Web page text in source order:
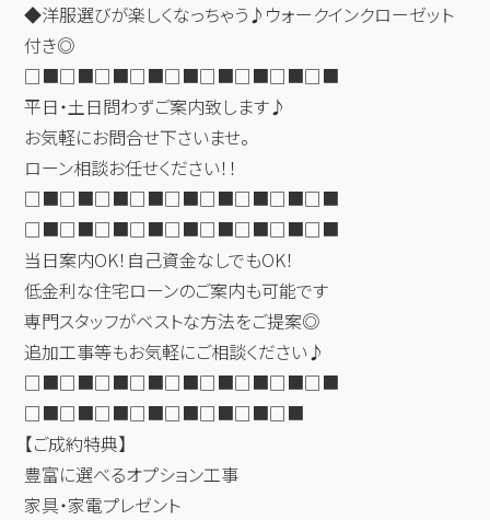
◆洋服選びが楽しくなっちゃう♪ウォークインクローゼット
付き◎
□■□■□■□■□■□■□■□■□■
平日・土日問わずご案内致します♪
お気軽にお問合せ下さいませ。
ローン相談お任せください！！
□■□■□■□■□■□■□■□■□■
□■□■□■□■□■□■□■□■□■
当日案内OK！自己資金なしでもOK！
低金利な住宅ローンのご案内も可能です
専門スタッフがベストな方法をご提案◎
追加工事等もお気軽にご相談ください♪
□■□■□■□■□■□■□■□■□■
□■□■□■□■□■□■□■□■
【ご成約特典】
豊富に選べるオプション工事
家具・家電プレゼント